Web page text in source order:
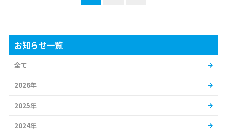
お知らせ一覧
全て
2026年
2025年
2024年